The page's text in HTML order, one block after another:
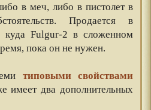
в меч, либо в пистолет в
Продается в
куда Fulgur-2 в сложенном
пока он не нужен.
типовыми свойствами
имеет два дополнительных